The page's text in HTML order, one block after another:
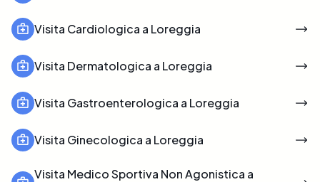
Visita Cardiologica a Loreggia
Visita Dermatologica a Loreggia
Visita Gastroenterologica a Loreggia
Visita Ginecologica a Loreggia
Visita Medico Sportiva Non Agonistica a